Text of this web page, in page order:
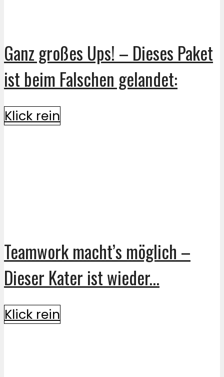
Ganz großes Ups! – Dieses Paket
ist beim Falschen gelandet:
Klick rein
Teamwork macht’s möglich –
Dieser Kater ist wieder...
Klick rein